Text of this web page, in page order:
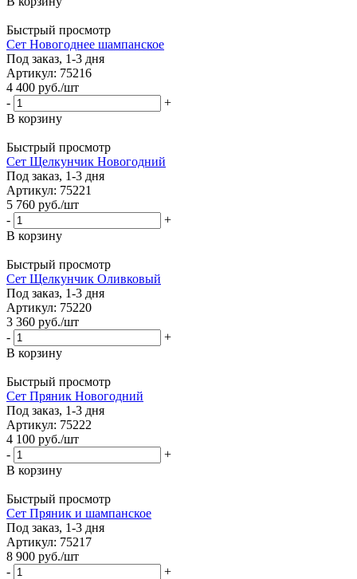
Быстрый просмотр
Сет Новогоднее шампанское
Под заказ, 1-3 дня
Артикул: 75216
4 400 руб./шт
-
+
В корзину
Быстрый просмотр
Сет Щелкунчик Новогодний
Под заказ, 1-3 дня
Артикул: 75221
5 760 руб./шт
-
+
В корзину
Быстрый просмотр
Сет Щелкунчик Оливковый
Под заказ, 1-3 дня
Артикул: 75220
3 360 руб./шт
-
+
В корзину
Быстрый просмотр
Сет Пряник Новогодний
Под заказ, 1-3 дня
Артикул: 75222
4 100 руб./шт
-
+
В корзину
Быстрый просмотр
Сет Пряник и шампанское
Под заказ, 1-3 дня
Артикул: 75217
8 900 руб./шт
-
+